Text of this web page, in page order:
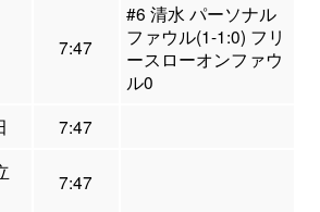
7:47
#6 清水 パーソナル
ファウル(1-1:0) フリ
ースローオンファウ
ル0
7:47
7:47